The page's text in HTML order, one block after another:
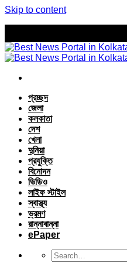
Skip to content
প্রচ্ছদ
জেলা
কলকাতা
দেশ
খেলা
দুনিয়া
প্রযুক্তি
বিনোদন
ভিডিও
লাইফ স্টাইল
স্বাস্থ্য
ভ্রমণ
রান্নাবান্না
ePaper